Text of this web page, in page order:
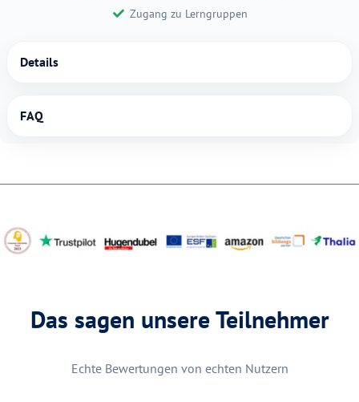
Zugang zu Lerngruppen
Details
FAQ
Das sagen unsere Teilnehmer
Echte Bewertungen von echten Nutzern